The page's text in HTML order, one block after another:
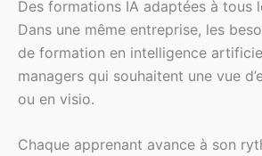
Des formations IA adaptées à tous
Dans une même entreprise, les
de formation en intelligence
managers qui souhaitent une vue
ou en visio.
Chaque apprenant avance à son